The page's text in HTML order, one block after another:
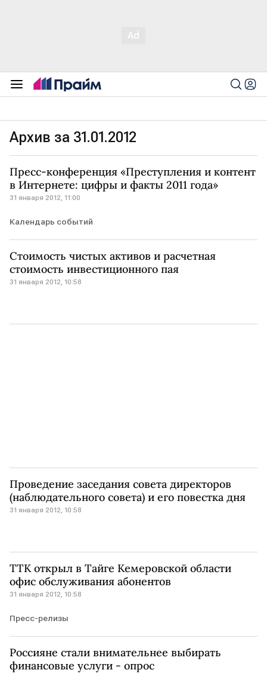
Архив за 31.01.2012
Пресс-конференция «Преступления и контент
в Интернете: цифры и факты 2011 года»
31 января 2012, 11:00
Календарь событий
Стоимость чистых активов и расчетная
стоимость инвестиционного пая
31 января 2012, 10:58
Проведение заседания совета директоров
(наблюдательного совета) и его повестка дня
31 января 2012, 10:58
ТТК открыл в Тайге Кемеровской области
офис обслуживания абонентов
31 января 2012, 10:58
Пресс-релизы
Россияне стали внимательнее выбирать
финансовые услуги - опрос